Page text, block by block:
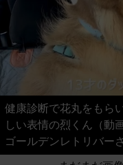
健康診断で花丸をもら
しい表情の烈くん（動
ゴールデンレトリバー